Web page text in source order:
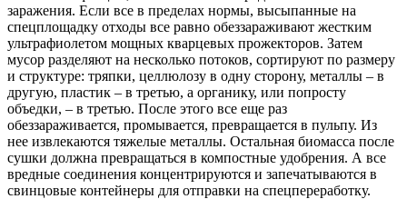
заражения. Если все в пределах нормы, высыпанные на
спецплощадку отходы все равно обеззараживают жестким
ультрафиолетом мощных кварцевых прожекторов. Затем
мусор разделяют на несколько потоков, сортируют по размеру
и структуре: тряпки, целлюлозу в одну сторону, металлы – в
другую, пластик – в третью, а органику, или попросту
объедки, – в третью. После этого все еще раз
обеззараживается, промывается, превращается в пульпу. Из
нее извлекаются тяжелые металлы. Остальная биомасса после
сушки должна превращаться в компостные удобрения. А все
вредные соединения концентрируются и запечатываются в
свинцовые контейнеры для отправки на спецпереработку.